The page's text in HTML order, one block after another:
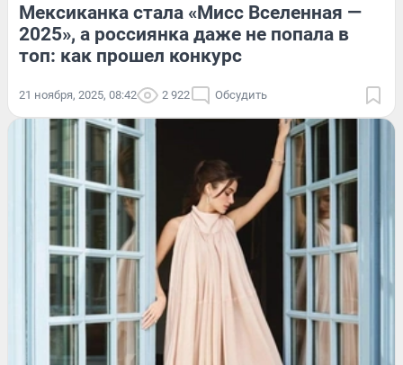
Мексиканка стала «Мисс Вселенная —
2025», а россиянка даже не попала в
топ: как прошел конкурс
21 ноября, 2025, 08:42 2 922 Обсудить